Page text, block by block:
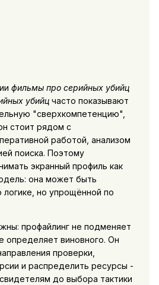
фильмы про серийных убийц
убийцчасто показывают
"сверхкомпетенцию",
стоит рядом с
работой, анализом
поиска. Поэтому
экранный профиль как
она может быть
но упрощённой по
профайлинг не подменяет
определяет виновного. Он
проверки,
и распределить ресурсы -
до выбора тактики